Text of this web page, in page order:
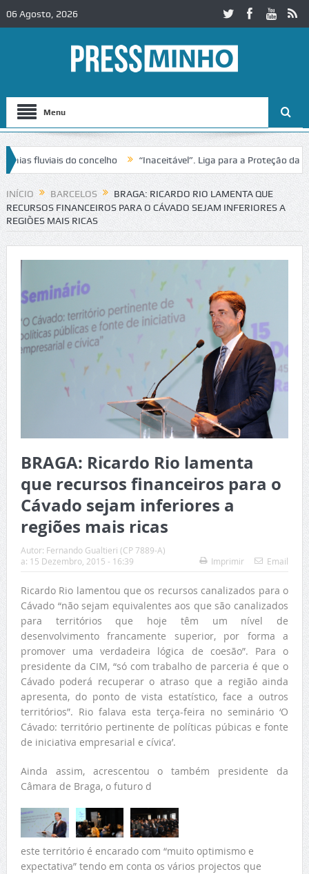
06 Agosto, 2026
Menu
fluviais do concelho “Inaceitável”. Liga para a Proteção da
no IC2 em Alcobaça Igreja do Castelo de Cerveira
INÍCIO BARCELOS
BRAGA: RICARDO RIO LAMENTA QUE
RECURSOS FINANCEIROS PARA O CÁVADO SEJAM INFERIORES A
REGIÕES MAIS RICAS
BRAGA: Ricardo Rio lamenta
que recursos financeiros para o
Cávado sejam inferiores a
regiões mais ricas
Autor: Fernando Gualtieri (CP 7889-A)
a: 15 Dezembro, 2015 - 16:39 Imprimir Email
Ricardo Rio lamentou que os recursos canalizados para o
Cávado “não sejam equivalentes aos que são canalizados
para territórios que hoje têm um nível de
desenvolvimento francamente superior, por forma a
promover uma verdadeira lógica de coesão”. Para o
presidente da CIM, “só com trabalho de parceria é que o
Cávado poderá recuperar o atraso que a região ainda
apresenta, do ponto de vista estatístico, face a outros
territórios”. Rio falava esta terça-feira no seminário ‘O
Cávado: território pertinente de políticas púbicas e fonte
de iniciativa empresarial e cívica’.
Ainda assim, acrescentou o também presidente da
Câmara de Braga, o futuro d
este território é encarado com “muito optimismo e
expectativa” tendo em conta os vários projectos que